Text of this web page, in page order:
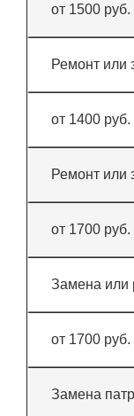
от 1500 руб.
Ремонт или
от 1400 руб.
Ремонт или
от 1700 руб.
Замена или
от 1700 руб.
Замена